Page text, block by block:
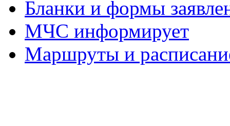
Бланки и формы
МЧС информирует
Маршруты и